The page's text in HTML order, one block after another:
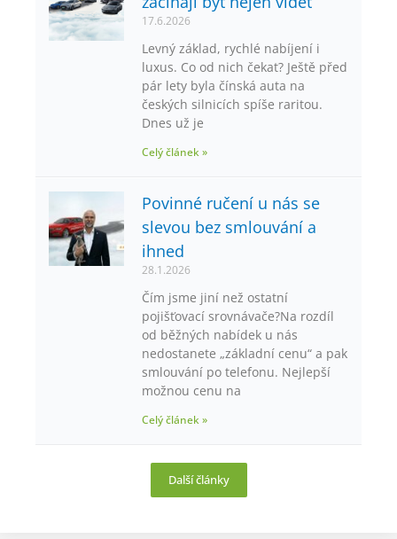
17.6.2026
Levný základ, rychlé nabíjení i
luxus. Co od nich čekat? Ještě před
pár lety byla čínská auta na
českých silnicích spíše raritou.
Dnes už je
Celý článek »
Povinné ručení u nás se
slevou bez smlouvání a
ihned
28.1.2026
Čím jsme jiní než ostatní
pojišťovací srovnávače?Na rozdíl
od běžných nabídek u nás
nedostanete „základní cenu“ a pak
smlouvání po telefonu. Nejlepší
možnou cenu na
Celý článek »
Další články